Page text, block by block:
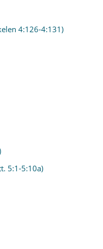
4:126-4:131)
5:1-5:10a)